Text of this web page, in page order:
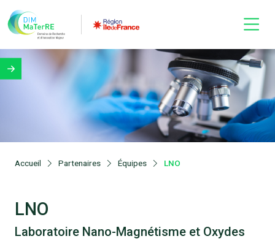
Accueil Partenaires Équipes LNO
LNO
Laboratoire Nano-Magnétisme et Oxydes